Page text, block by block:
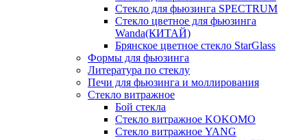
Стекло для фьюзинга SPECTRUM
Стекло цветное для фьюзинга
Wanda(КИТАЙ)
Брянское цветное стекло StarGlass
Формы для фьюзинга
Литература по стеклу
Печи для фьюзинга и моллирования
Стекло витражное
Бой стекла
Стекло витражное KOKOMO
Стекло витражное YANG